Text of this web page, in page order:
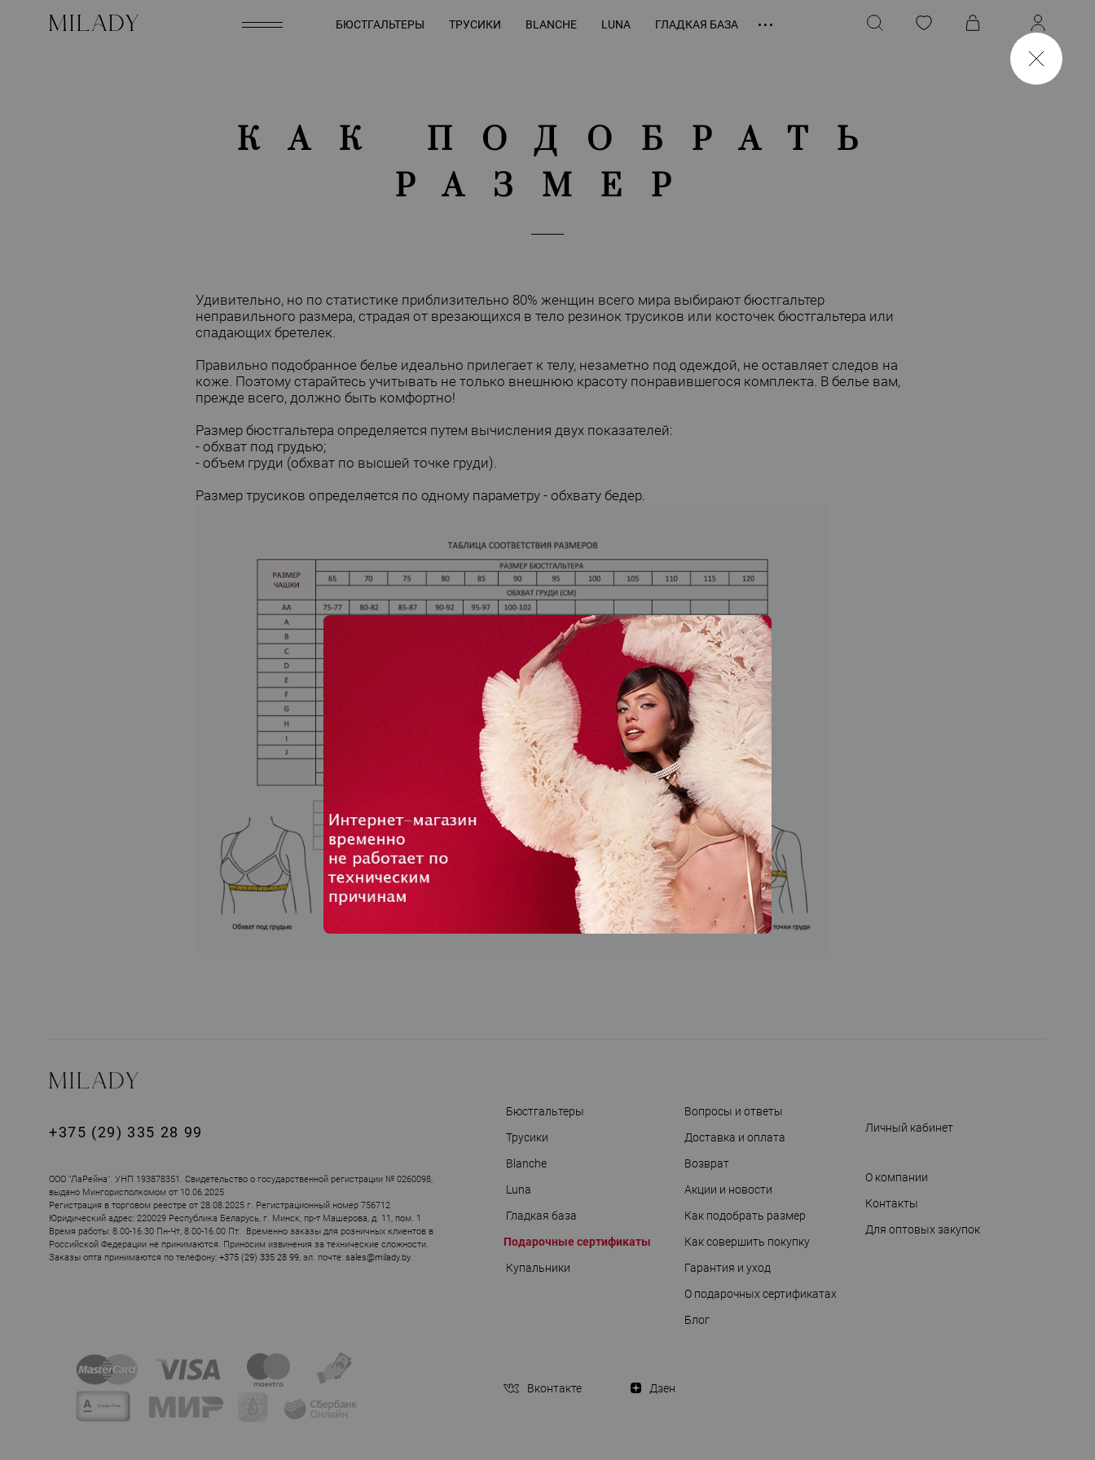
БЮСТГАЛЬТЕРЫ ТРУСИКИ BLANCHE LUNA ГЛАДКАЯ БАЗА
КАК ПОДОБРАТЬ
РАЗМЕР
Удивительно, но по статистике приблизительно 80% женщин всего мира выбирают бюстгальтер
неправильного размера, страдая от врезающихся в тело резинок трусиков или косточек бюстгальтера или
спадающих бретелек.
Правильно подобранное белье идеально прилегает к телу, незаметно под одеждой, не оставляет следов на
коже. Поэтому старайтесь учитывать не только внешнюю красоту понравившегося комплекта. В белье вам,
прежде всего, должно быть комфортно!
Размер бюстгальтера определяется путем вычисления двух показателей:
- обхват под грудью;
- объем груди (обхват по высшей точке груди).
Размер трусиков определяется по одному параметру - обхвату бедер.
+375 (29) 335 28 99
ООО "ЛаРейна". УНП 193878351. Свидетельство о государственной регистрации № 0260098,
выдано Мингорисполкомом от 10.06.2025
Регистрация в торговом реестре от 28.08.2025 г. Регистрационный номер 756712
Юридический адрес: 220029 Республика Беларусь, г. Минск, пр-т Машерова, д. 11, пом. 1
Время работы: 8.00-16.30 Пн-Чт, 8.00-16.00 Пт. Временно заказы для розничных клиентов в
Российской Федерации не принимаются. Приносим извинения за технические сложности.
Заказы опта принимаются по телефону: +375 (29) 335 28 99, эл. почте: sales@milady.by.
Бюстгальтеры
Трусики
Blanche
Luna
Гладкая база
Подарочные сертификаты
Купальники
Вопросы и ответы
Доставка и оплата
Возврат
Акции и новости
Как подобрать размер
Как совершить покупку
Гарантия и уход
О подарочных сертификатах
Блог
Личный кабинет
О компании
Контакты
Для оптовых закупок
Вконтакте Дзен